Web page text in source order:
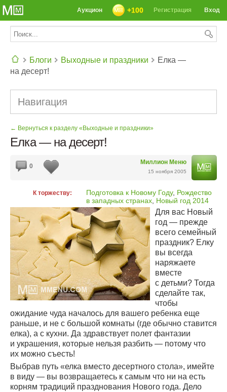
Вход
Регистрация
+100
Аукцион
Блоги Выходные и праздники
Елка —
на десерт!
Навигация
← Вернуться к разделу «Выходные и праздники»
Елка — на десерт!
Миллион Меню
15 ноября 2005
0
К торжеству: Подготовка к Новому Году, Рождество
в западных странах Новый год 2014
Для вас Новый
год — прежде
всего семейный
праздник? Елку
вы всегда
наряжаете
вместе
с детьми? Тогда
сделайте так,
чтобы
ожидание чуда началось для вашего ребенка еще
раньше, и не с большой комнаты (где обычно ставится
елка), а с кухни. Да здравствует полет фантазии
и украшения, которые нельзя разбить — потому что
их можно съесть!
Выбрав путь «елка вместо десертного стола», имейте
в виду — вы возвращаетесь к самым что ни на есть
корням традиций празднования Нового года. Дело